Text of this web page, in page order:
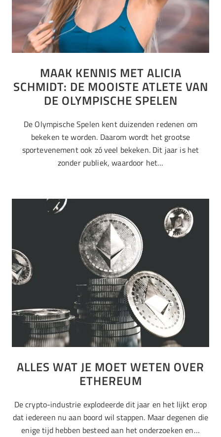
MAAK KENNIS MET ALICIA
SCHMIDT: DE MOOISTE ATLETE VAN
DE OLYMPISCHE SPELEN
De Olympische Spelen kent duizenden redenen om
bekeken te worden. Daarom wordt het grootse
sportevenement ook zó veel bekeken. Dit jaar is het
zonder publiek, waardoor het…
ALLES WAT JE MOET WETEN OVER
ETHEREUM
De crypto-industrie explodeerde dit jaar en het lijkt erop
dat iedereen nu aan boord wil stappen. Maar degenen die
enige tijd hebben besteed aan het onderzoeken en…